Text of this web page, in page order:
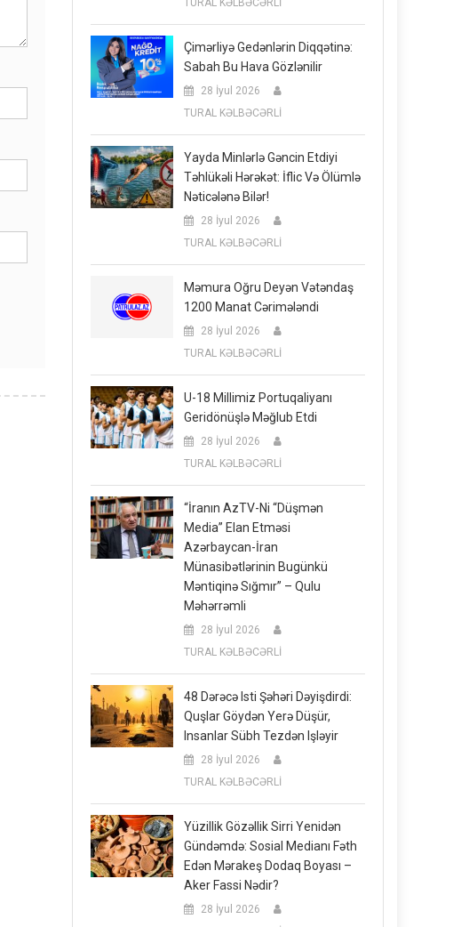
TURAL KƏLBƏCƏRLİ
Çimərliyə Gedənlərin Diqqətinə:
Sabah Bu Hava Gözlənilir
28 İyul 2026
TURAL KƏLBƏCƏRLİ
Yayda Minlərlə Gəncin Etdiyi
Təhlükəli Hərəkət: İflic Və Ölümlə
Nəticələnə Bilər!
28 İyul 2026
TURAL KƏLBƏCƏRLİ
Məmura Oğru Deyən Vətəndaş
1200 Manat Cərimələndi
28 İyul 2026
TURAL KƏLBƏCƏRLİ
U-18 Millimiz Portuqaliyanı
Geridönüşlə Məğlub Etdi
28 İyul 2026
TURAL KƏLBƏCƏRLİ
“İranın AzTV-Ni “düşmən
Media” Elan Etməsi
Azərbaycan-İran
Münasibətlərinin Bugünkü
Məntiqinə Sığmır” – Qulu
Məhərrəmli
28 İyul 2026
TURAL KƏLBƏCƏRLİ
48 Dərəcə Isti Şəhəri Dəyişdirdi:
Quşlar Göydən Yerə Düşür,
Insanlar Sübh Tezdən Işləyir
28 İyul 2026
TURAL KƏLBƏCƏRLİ
Yüzillik Gözəllik Sirri Yenidən
Gündəmdə: Sosial Medianı Fəth
Edən Mərakeş Dodaq Boyası –
Aker Fassi Nədir?
28 İyul 2026